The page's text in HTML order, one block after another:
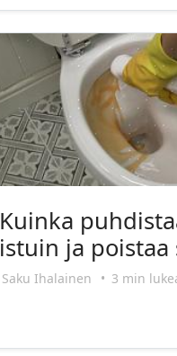
Kuinka
istuin ja
Saku Ihalainen • 3 min